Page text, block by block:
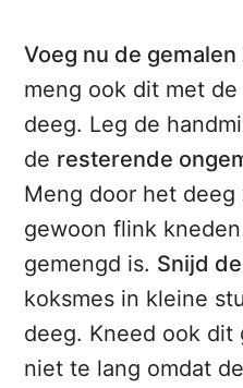
Voeg nu de
meng ook dit met
deeg. Leg de
de resterende
Meng door het deeg
gewoon flink
gemengd is. Snijd
koksmes in kleine
deeg. Kneed ook dit
niet te lang omdat